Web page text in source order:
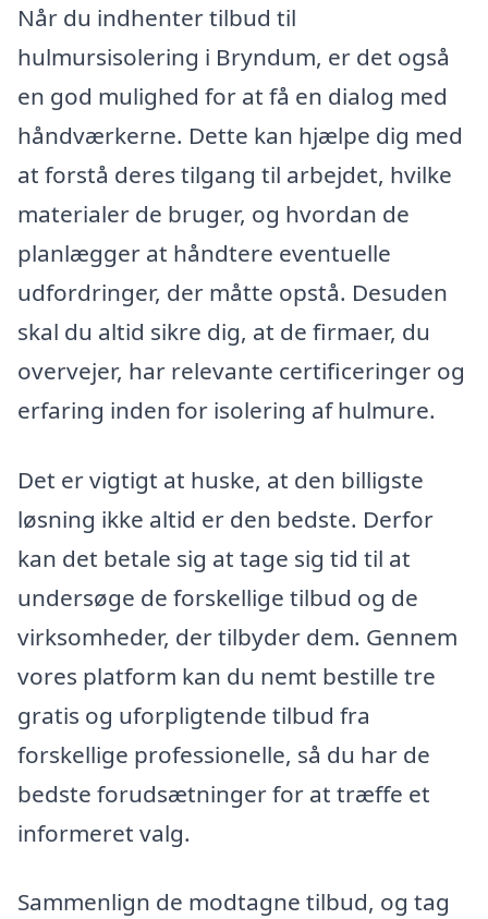
Når du indhenter tilbud til
hulmursisolering i Bryndum, er det også
en god mulighed for at få en dialog med
håndværkerne. Dette kan hjælpe dig med
at forstå deres tilgang til arbejdet, hvilke
materialer de bruger, og hvordan de
planlægger at håndtere eventuelle
udfordringer, der måtte opstå. Desuden
skal du altid sikre dig, at de firmaer, du
overvejer, har relevante certificeringer og
erfaring inden for isolering af hulmure.
Det er vigtigt at huske, at den billigste
løsning ikke altid er den bedste. Derfor
kan det betale sig at tage sig tid til at
undersøge de forskellige tilbud og de
virksomheder, der tilbyder dem. Gennem
vores platform kan du nemt bestille tre
gratis og uforpligtende tilbud fra
forskellige professionelle, så du har de
bedste forudsætninger for at træffe et
informeret valg.
Sammenlign de modtagne tilbud, og tag